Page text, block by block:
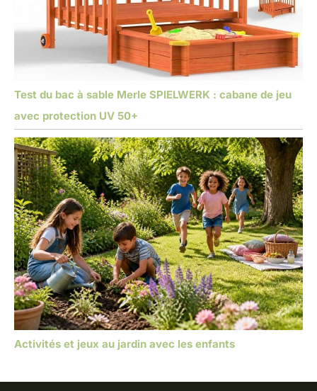
Test du bac à sable Merle SPIELWERK : cabane de jeu
avec protection UV 50+
Activités et jeux au jardin avec les enfants